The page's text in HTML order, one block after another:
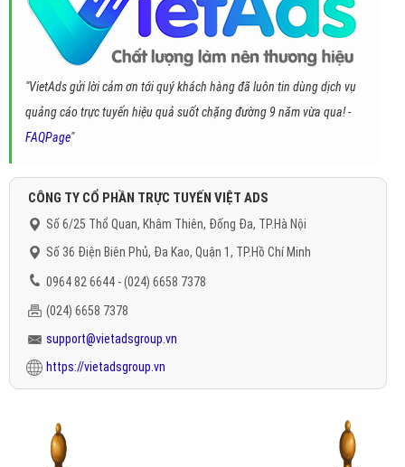
"VietAds gửi lời cảm ơn tới quý khách hàng đã luôn tin dùng dịch vụ
quảng cáo trực tuyến hiệu quả suốt chặng đường 9 năm vừa qua! -
FAQPage"
CÔNG TY CỔ PHẦN TRỰC TUYẾN VIỆT ADS
Số 6/25 Thổ Quan, Khâm Thiên, Đống Đa, TP.Hà Nội
Số 36 Điện Biên Phủ, Đa Kao, Quận 1, TP.Hồ Chí Minh
0964 82 6644 - (024) 6658 7378
(024) 6658 7378
support@vietadsgroup.vn
https://vietadsgroup.vn